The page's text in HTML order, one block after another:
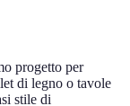
progetto per
di legno o tavole
stile di